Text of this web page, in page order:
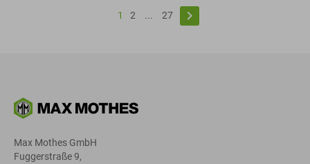
1 2 ... 27 keyboard_arrow_right
Max Mothes GmbH
Fuggerstraße 9,